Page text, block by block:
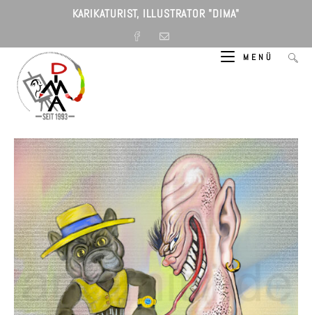
KARIKATURIST, ILLUSTRATOR "DIMA"
MENÜ